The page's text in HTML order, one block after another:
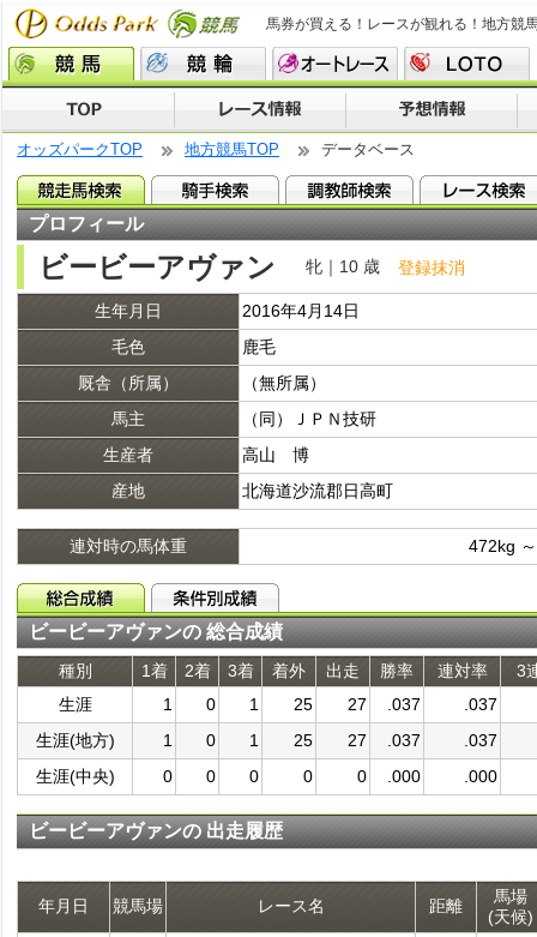
馬券が買える！レースが観れる！地方競
オッズパークTOP 地方競馬TOP データベース
プロフィール
ビービーアヴァン 牝｜10 歳 登録抹消
生年月日
2016年4月14日
毛色
鹿毛
厩舎（所属）
（無所属）
馬主
（同）ＪＰＮ技研
生産者
高山 博
産地
北海道沙流郡日高町
連対時の馬体重 472kg
ビービーアヴァンの 総合成績
種別 1着 2着 3着 着外 出走 勝率 連対率
3
生涯
1 0 1 25 27 .037
.037
生涯(地方)
1 0 1 25 27 .037
.037
生涯(中央)
0 0 0 0 0 .000 .000
ビービーアヴァンの 出走履歴
年月日 競馬場 レース名 距離
馬場
(天候)